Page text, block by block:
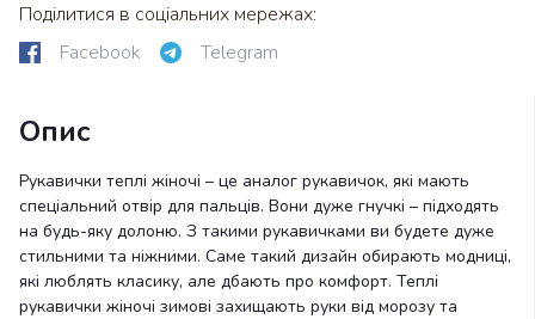
Поділитися в соціальних мережах:
Facebook
Telegram
Опис
Рукавички теплі жіночі – це аналог рукавичок, які мають
спеціальний отвір для пальців. Вони дуже гнучкі – підходять
на будь-яку долоню. З такими рукавичками ви будете дуже
стильними та ніжними. Саме такий дизайн обирають модниці,
які люблять класику, але дбають про комфорт. Теплі
рукавички жіночі зимові захищають руки від морозу та